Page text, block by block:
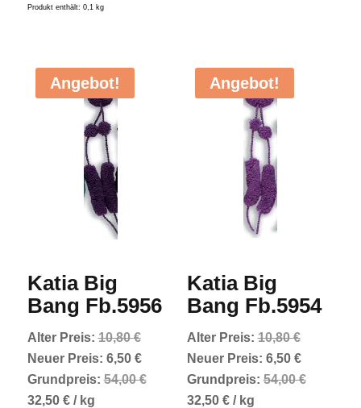
Produkt enthält: 0,1 kg
Angebot!
Katia Big
Bang Fb.5956
Alter Preis: 10,80€Ursprünglicher
Preis
war:
Neuer Preis: 6,50 €Aktueller
Preis
Grundpreis:54,00€
32,50 €/ kg
Angebot!
Katia Big
Bang Fb.5954
Alter Preis: 10,80€
Preis
war:
Neuer Preis: 6,50 €Aktueller
Preis
Grundpreis:54,00€
32,50 €/ kg